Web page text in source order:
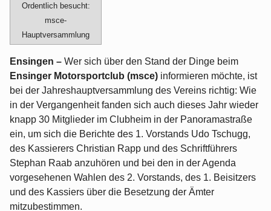
Ordentlich besucht:
msce-
Hauptversammlung
Ensingen – Wer sich über den Stand der Dinge beim
Ensinger Motorsportclub (msce) informieren möchte, ist
bei der Jahreshauptversammlung des Vereins richtig: Wie
in der Vergangenheit fanden sich auch dieses Jahr wieder
knapp 30 Mitglieder im Clubheim in der Panoramastraße
ein, um sich die Berichte des 1. Vorstands Udo Tschugg,
des Kassierers Christian Rapp und des Schriftführers
Stephan Raab anzuhören und bei den in der Agenda
vorgesehenen Wahlen des 2. Vorstands, des 1. Beisitzers
und des Kassiers über die Besetzung der Ämter
mitzubestimmen.